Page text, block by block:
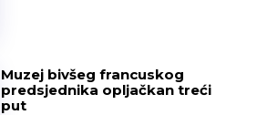
Muzej bivšeg francuskog
predsjednika opljačkan treći
put